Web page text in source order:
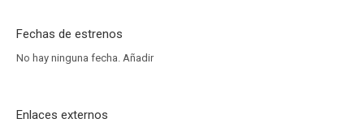
Fechas de estrenos
No hay ninguna fecha. Añadir
Enlaces externos